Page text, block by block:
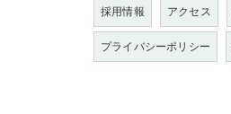
採用情報 アクセス
プライバシーポリシー